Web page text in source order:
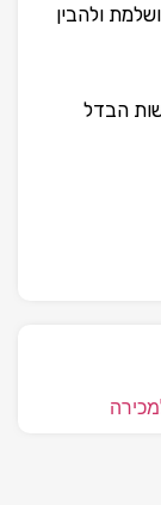
ולהבין
הבדל